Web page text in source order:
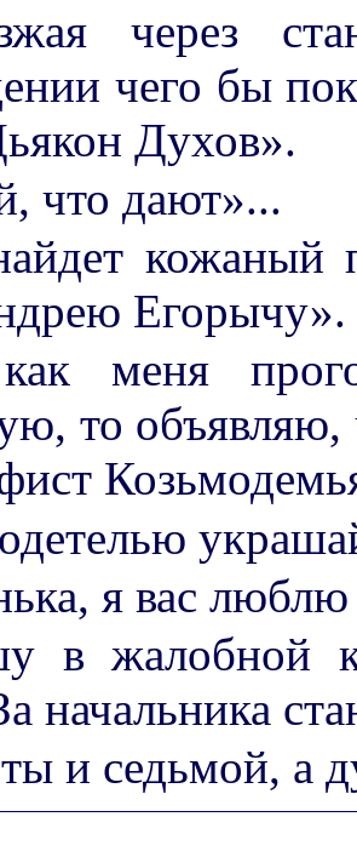
через
чего бы
Духов».
что дают»...
кожаный
Егорычу».
меня
то
я вас
в жалобной
начальника
и седьмой, а